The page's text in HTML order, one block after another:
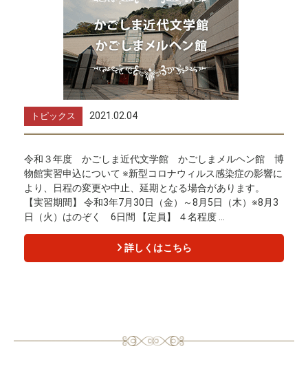
トピックス 2021.02.04
令和３年度 かごしま近代文学館 かごしまメルヘン館 博
物館実習申込について ※新型コロナウィルス感染症の影響に
より、日程の変更や中止、延期となる場合があります。
【実習期間】 令和3年7月30日（金）～8月5日（木）※8月3
日（火）はのぞく 6日間 【定員】 ４名程度 ...
詳しくはこちら